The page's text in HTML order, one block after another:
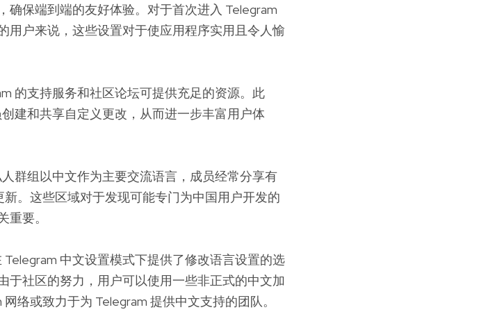
确保端到端的友好体验。对于首次进入 Telegram
用户来说，这些设置对于使应用程序实用且令人愉
的支持服务和社区论坛可提供充足的资源。此
建和共享自定义更改，从而进一步丰富用户体
群组以中文作为主要交流语言，成员经常分享有
。这些区域对于发现可能专门为中国用户开发的
要。
中文设置模式下提供了修改语言设置的选
于社区的努力，用户可以使用一些非正式的中文加
络或致力于为 Telegram 提供中文支持的团队。